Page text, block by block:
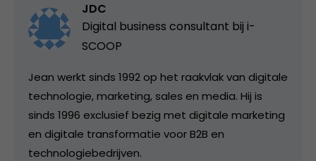
JDC
Digital business consultant bij i-
SCOOP
Jean werkt sinds 1992 op het raakvlak van digitale
technologie, marketing, sales en media. Hij is
sinds 1996 exclusief bezig met digitale marketing
en digitale transformatie voor B2B en
technologiebedrijven.